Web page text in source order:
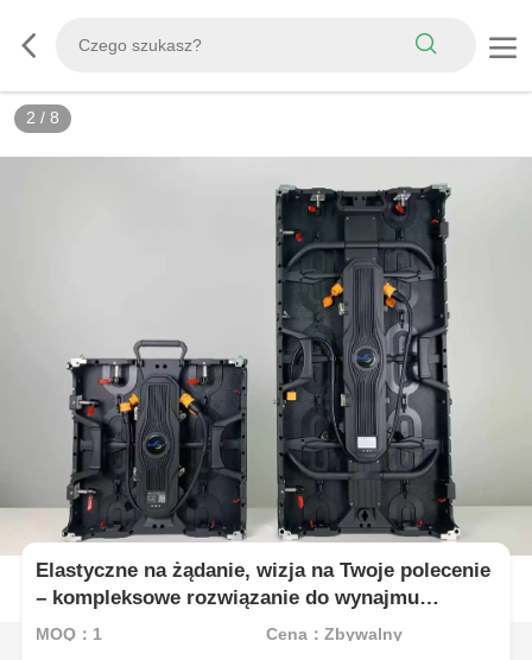
3 / 8
Elastyczne na żądanie, wizja na Twoje polecenie
– kompleksowe rozwiązanie do wynajmu
ekranów LED
MOQ：1 Cena：Zbywalny